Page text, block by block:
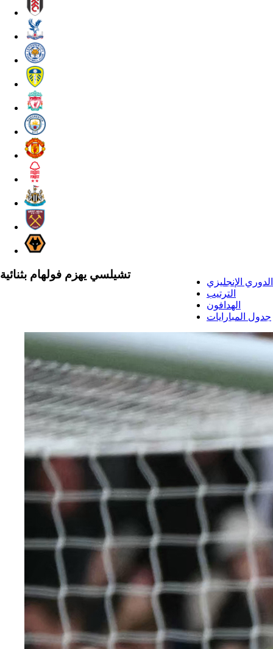
الدوري الإنجليزي
الترتيب
الهدافون
جدول المبارايات
تشيلسي يهزم فولهام بثنائية